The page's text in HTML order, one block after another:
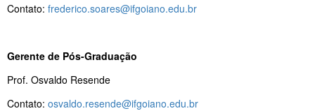
Contato: frederico.soares@ifgoiano.edu.br
Gerente de Pós-Graduação
Prof. Osvaldo Resende
Contato: osvaldo.resende@ifgoiano.edu.br